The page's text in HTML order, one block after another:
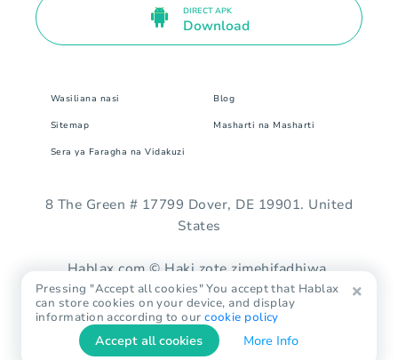
DIRECT APK
Download
Wasiliana nasi Blog
Sitemap Masharti na Masharti
Sera ya Faragha na Vidakuzi
8 The Green # 17799 Dover, DE 19901. United
States
Hablax.com © Haki zote zimehifadhiwa.
Pressing "Accept all cookies" You accept that Hablax
can store cookies on your device, and display
information according to ourcookie policy
Accept all cookies More Info